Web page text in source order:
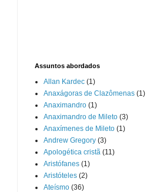
Assuntos abordados
Allan Kardec (1)
Anaxágoras de Clazômenas (1)
Anaximandro (1)
Anaximandro de Mileto (3)
Anaxímenes de Mileto (1)
Andrew Gregory (3)
Apologética cristã (11)
Aristófanes (1)
Aristóteles (2)
Ateísmo (36)